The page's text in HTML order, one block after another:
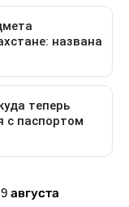
августа